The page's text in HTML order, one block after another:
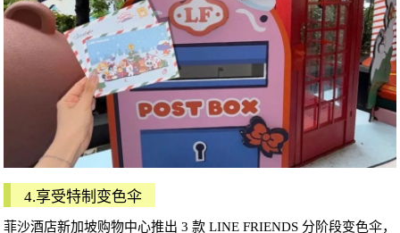
4.享受特制变色伞
菲沙酒店新加坡购物中心推出 3 款 LINE FRIENDS 分阶段变色伞，